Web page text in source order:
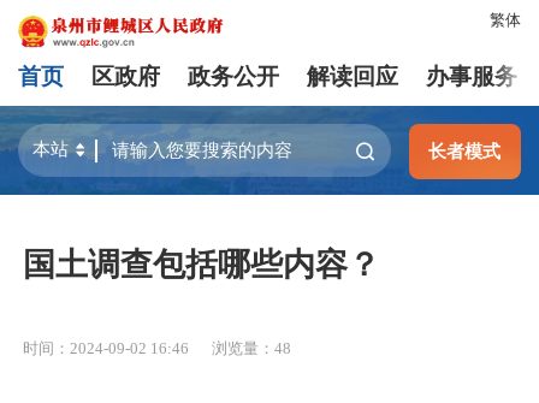
繁体
首页 区政府 政务公开 解读回应 办事服务
长者模式
国土调查包括哪些内容？
时间：2024-09-02 16:46 浏览量： 48